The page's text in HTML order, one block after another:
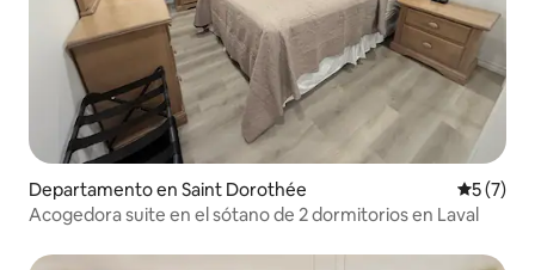
Departamento en Saint Dorothée
5 (7)
Acogedora suite en el sótano de 2 dormitorios en Laval